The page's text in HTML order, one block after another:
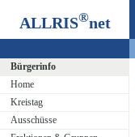
ALLRIS®net
Bürgerinfo
Home
Kreistag
Ausschüsse